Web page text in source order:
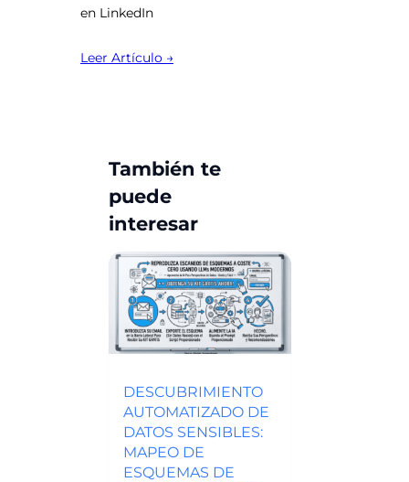
en LinkedIn
Leer Artículo →
También te
puede
interesar
DESCUBRIMIENTO
AUTOMATIZADO DE
DATOS SENSIBLES:
MAPEO DE
ESQUEMAS DE